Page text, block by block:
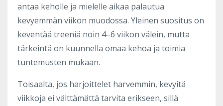
antaa keholle ja mielelle aikaa palautua
kevyemmän viikon muodossa. Yleinen suositus on
keventää treeniä noin 4–6 viikon välein, mutta
tärkeintä on kuunnella omaa kehoa ja toimia
tuntemusten mukaan.
Toisaalta, jos harjoittelet harvemmin, kevyitä
viikkoja ei välttämättä tarvita erikseen, sillä